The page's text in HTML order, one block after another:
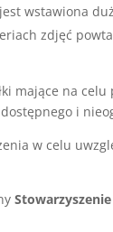
wstawiona
zdjęć
mające na
i
w celu